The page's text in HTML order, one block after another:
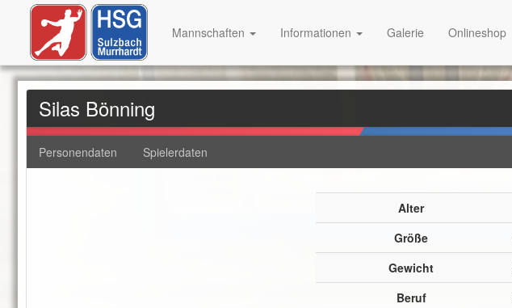
Silas Bönning
Personendaten Spielerdaten
Alter
Größe
Gewicht
Beruf
Mannschaften Informationen Galerie Onlineshop